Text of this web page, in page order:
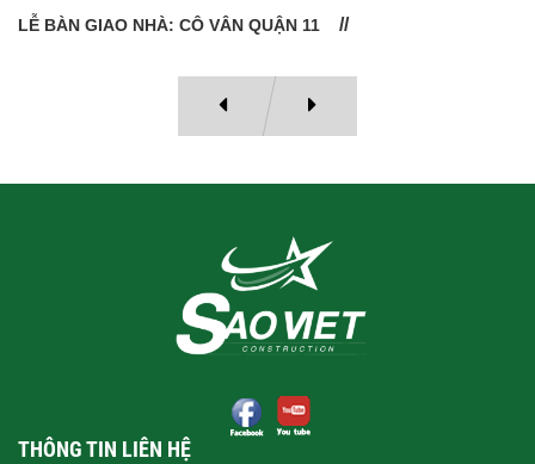
LỄ BÀN GIAO NHÀ: CÔ VÂN QUẬN 11
THÔNG TIN LIÊN HỆ